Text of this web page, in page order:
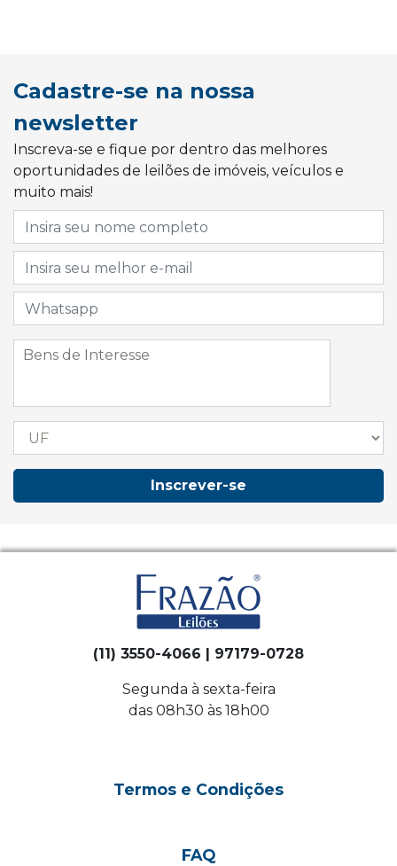
Cadastre-se na nossa
newsletter
Inscreva-se e fique por dentro das melhores
oportunidades de leilões de imóveis, veículos e
muito mais!
Inscrever-se
(11) 3550-4066 | 97179-0728
Segunda à sexta-feira
das 08h30 às 18h00
Termos e Condições
FAQ